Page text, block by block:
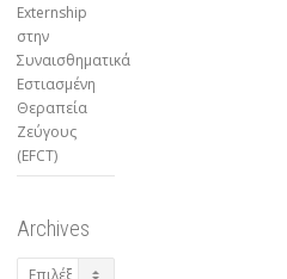
Externship
στην
Συναισθηματικά
Εστιασμένη
Θεραπεία
Ζεύγους
(EFCT)
Archives
Archives